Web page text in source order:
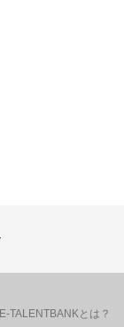
E-TALENTBANKとは？